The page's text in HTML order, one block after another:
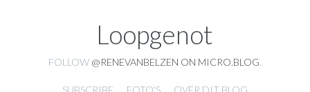
Loopgenot
FOLLOW @RENEVANBELZEN ON MICRO.BLOG
SUBSCRIBE FOTO'S
OVER DIT BLOG